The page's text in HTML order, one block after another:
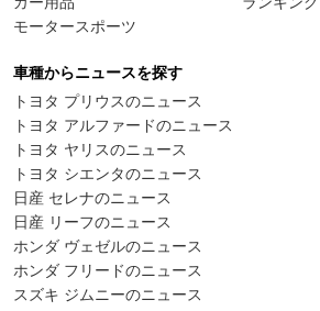
モータースポーツ
車種からニュースを探す
トヨタ プリウスのニュース
トヨタ アルファードのニュース
トヨタ ヤリスのニュース
トヨタ シエンタのニュース
日産 セレナのニュース
日産 リーフのニュース
ホンダ ヴェゼルのニュース
ホンダ フリードのニュース
スズキ ジムニーのニュース